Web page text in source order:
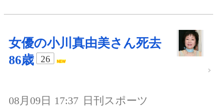
女優の小川真由美さん死去
86歳
26
08月09日 17:37 日刊スポーツ